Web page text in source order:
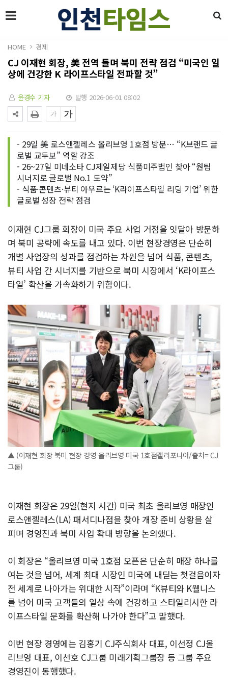
HOME 경제
CJ 이재현 회장, 美 전역 돌며 북미 전략 점검 “미국인 일
상에 건강한 K 라이프스타일 전파할 것”
윤경수 기자 발행 2026-06-01 08:02
- 29일 美 로스앤젤레스 올리브영 1호점 방문… “K브랜드 글
로벌 교두보” 역할 강조
- 26~27일 미네소타 CJ제일제당 식품미주법인 찾아 “원팀
시너지로 글로벌 No.1 도약”
- 식품·콘텐츠·뷰티 아우르는 ‘K라이프스타일 리딩 기업’ 위한
글로벌 성장 전략 점검
이재현 CJ그룹 회장이 미국 주요 사업 거점을 잇달아 방문하
며 북미 공략에 속도를 내고 있다. 이번 현장경영은 단순히
개별 사업장의 성과를 점검하는 차원을 넘어 식품, 콘텐츠,
뷰티 사업 간 시너지를 기반으로 북미 시장에서 ‘K라이프스
타일’ 확산을 가속화하기 위함이다.
▲ (이재현 회장 북미 현장 경영 올리브영 미국 1호점캘리포니아/출처= CJ
그룹)
이재현 회장은 29일(현지 시간) 미국 최초 올리브영 매장인
로스앤젤레스(LA) 패서디나점을 찾아 개장 준비 상황을 살
피며 경영진과 북미 사업 확대 방향을 논의했다.
이 회장은 “올리브영 미국 1호점 오픈은 단순히 매장 하나를
여는 것을 넘어, 세계 최대 시장인 미국에 내딛는 첫걸음이자
전 세계로 나아가는 위대한 시작”이라며 “K뷰티와 K웰니스
를 넘어 미국 고객들의 일상 속에 건강하고 스타일리시한 라
이프스타일 문화를 확산해 나가야 한다”고 말했다.
이번 현장 경영에는 김홍기 CJ주식회사 대표, 이선정 CJ올
리브영 대표, 이선호 CJ그룹 미래기획그룹장 등 그룹 주요
경영진이 동행했다.